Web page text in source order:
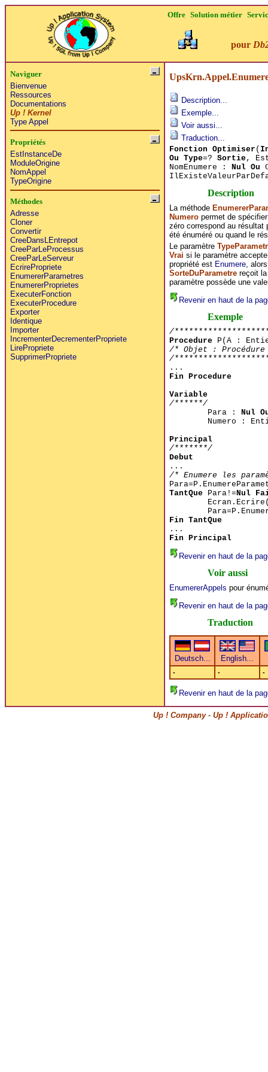
Offre Solution métier
pour
Naviguer
Bienvenue
Ressources
Documentations
Up ! Kernel
Type Appel
Propriétés
EstInstanceDe
ModuleOrigine
NomAppel
TypeOrigine
Méthodes
Adresse
Cloner
Convertir
CreeDansLEntrepot
CreeParLeProcessus
CreeParLeServeur
EcrirePropriete
EnumererParametres
EnumererProprietes
ExecuterFonction
ExecuterProcedure
Exporter
Identique
Importer
IncrementerDecrementerPropriete
LirePropriete
SupprimerPropriete
Description...
Exemple...
Voir aussi...
Traduction...
Fonction Optimiser (
Ou Type=? Sortie,
NomEnumere : Nul Ou
Description
La méthode
Numeropermet de spécifier
zéro correspond au résultat
été énuméré ou quand le
Le paramètre
Vrai si le paramètre
propriété est Enumere,
SorteDuParametrereçoit la
paramètre possède une
Revenir en haut de la
Exemple
/
ProcedureP(A :
/* Objet : Procédure
/
...
Fin Procedure
Variable
/******/
Para : Nul
Numero :
Principal
/*******/
Debut
...
/* Enumere les
TantQuePara!=Nul
Fin TantQue
...
Fin Principal
Revenir en haut de la
Voir aussi
EnumererAppels pour
Revenir en haut de la
Traduction
- - -
Revenir en haut de la
Up ! Company- Up !